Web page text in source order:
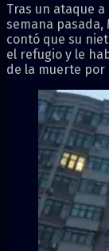
Tras un ataque
semana pasada,
contó que su
el refugio y le
de la muerte por